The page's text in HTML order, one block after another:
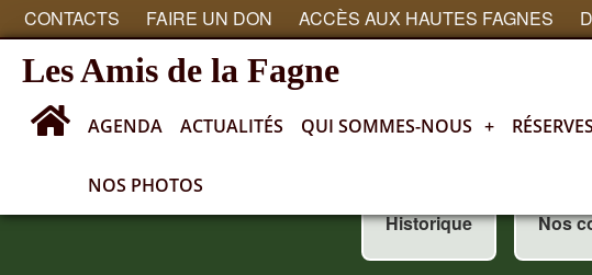
CONTACTS FAIRE UN DON ACCÈS AUX HAUTES FAGNES
Les Amis de la Fagne
AGENDA ACTUALITÉS QUI SOMMES-NOUS +
NOS PHOTOS
Historique Nos